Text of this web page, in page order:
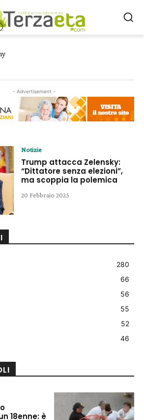
- Advertisement -
Notizie
Trump attacca Zelensky:
“Dittatore senza elezioni”,
ma scoppia la polemica
20 Febbraio 2025
280
66
56
55
52
46
18enne: è